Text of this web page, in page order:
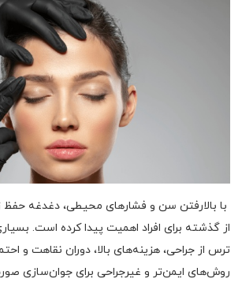
با بالارفتن سن و فشارهای محیطی، دغدغه
از گذشته برای افراد اهمیت پیدا کرده است.
ترس از جراحی، هزینه‌های بالا، دوران نقاهت و
روش‌های ایمن‌تر و غیرجراحی برای جوان‌سازی